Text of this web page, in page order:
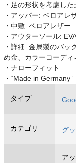
・足の形状を考慮し
・アッパー: ベロアレ
・中敷: ベロアレザー
・アウターソール:
・詳細: 金属製のバッ
め金、カラーコーデ
・ナローフィット
・“Made in Germany”
タイプ
カテゴリ グ
ア